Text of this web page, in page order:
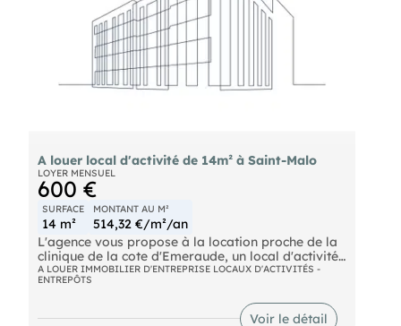
A louer local d'activité de 14m² à Saint-Malo
LOYER MENSUEL
600 €
SURFACE
14 m²
MONTANT AU M²
514,32 €/m²/an
L'agence vous propose à la location proche de la
clinique de la cote d'Emeraude, un local d'activité
partagé en parfait état, idéale profession libérale
avec 3 places de parkings privatives ,salle
d'attente et un grand local en deux parties . Loyer
mensuel 600€ HT renseignements nous contacter
A LOUER IMMOBILIER D'ENTREPRISE LOCAUX D'ACTIVITÉS -
ENTREPÔTS
Voir le détail